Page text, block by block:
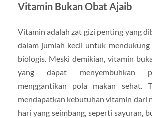
Vitamin Bukan Obat Ajaib
Vitamin adalah zat gizi penting yang
dalam jumlah kecil untuk mendukung
biologis. Meski demikian, vitamin
yang dapat menyembuhkan
menggantikan pola makan sehat.
mendapatkan kebutuhan vitamin dari
hari yang seimbang, seperti sayuran,